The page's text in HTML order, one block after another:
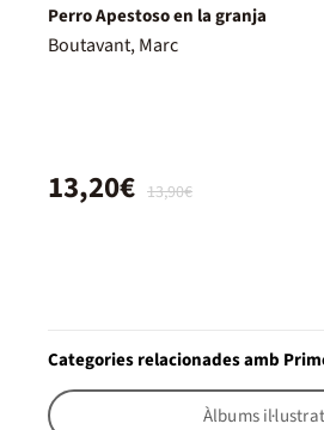
Perro Apestoso en la granja
Boutavant, Marc
13,90€
13,20€
Categories relacionades amb
Àlbums